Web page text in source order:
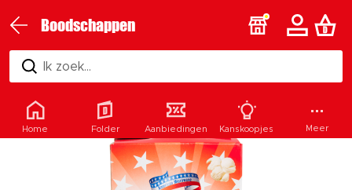
Boodschappen
Ik zoek...
Home Folder Aanbiedingen Kanskoopjes Meer